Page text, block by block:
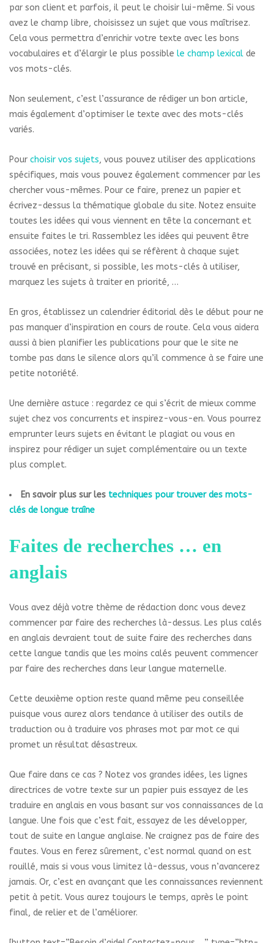
par son client et parfois, il peut le choisir lui-même. Si vous
avez le champ libre, choisissez un sujet que vous maîtrisez.
Cela vous permettra d’enrichir votre texte avec les bons
vocabulaires et d’élargir le plus possible le champ lexical de
vos mots-clés.
Non seulement, c’est l’assurance de rédiger un bon article,
mais également d’optimiser le texte avec des mots-clés
variés.
Pour choisir vos sujets, vous pouvez utiliser des applications
spécifiques, mais vous pouvez également commencer par les
chercher vous-mêmes. Pour ce faire, prenez un papier et
écrivez-dessus la thématique globale du site. Notez ensuite
toutes les idées qui vous viennent en tête la concernant et
ensuite faites le tri. Rassemblez les idées qui peuvent être
associées, notez les idées qui se réfèrent à chaque sujet
trouvé en précisant, si possible, les mots-clés à utiliser,
marquez les sujets à traiter en priorité, …
En gros, établissez un calendrier éditorial dès le début pour ne
pas manquer d’inspiration en cours de route. Cela vous aidera
aussi à bien planifier les publications pour que le site ne
tombe pas dans le silence alors qu’il commence à se faire une
petite notoriété.
Une dernière astuce : regardez ce qui s’écrit de mieux comme
sujet chez vos concurrents et inspirez-vous-en. Vous pourrez
emprunter leurs sujets en évitant le plagiat ou vous en
inspirez pour rédiger un sujet complémentaire ou un texte
plus complet.
En savoir plus sur les techniques pour trouver des mots-
clés de longue traîne
Faites de recherches … en
anglais
Vous avez déjà votre thème de rédaction donc vous devez
commencer par faire des recherches là-dessus. Les plus calés
en anglais devraient tout de suite faire des recherches dans
cette langue tandis que les moins calés peuvent commencer
par faire des recherches dans leur langue maternelle.
Cette deuxième option reste quand même peu conseillée
puisque vous aurez alors tendance à utiliser des outils de
traduction ou à traduire vos phrases mot par mot ce qui
promet un résultat désastreux.
Que faire dans ce cas ? Notez vos grandes idées, les lignes
directrices de votre texte sur un papier puis essayez de les
traduire en anglais en vous basant sur vos connaissances de la
langue. Une fois que c’est fait, essayez de les développer,
tout de suite en langue anglaise. Ne craignez pas de faire des
fautes. Vous en ferez sûrement, c’est normal quand on est
rouillé, mais si vous vous limitez là-dessus, vous n’avancerez
jamais. Or, c’est en avançant que les connaissances reviennent
petit à petit. Vous aurez toujours le temps, après le point
final, de relier et de l’améliorer.